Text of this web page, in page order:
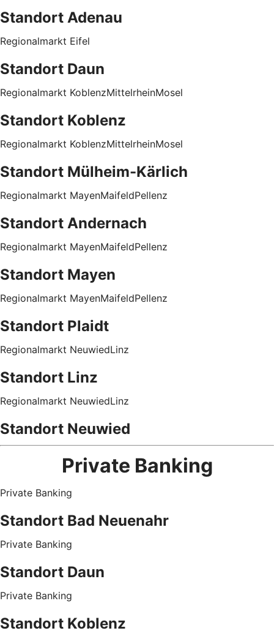
Standort Adenau
Regionalmarkt Eifel
Standort Daun
Regionalmarkt KoblenzMittelrheinMosel
Standort Koblenz
Regionalmarkt KoblenzMittelrheinMosel
Standort Mülheim-Kärlich
Regionalmarkt MayenMaifeldPellenz
Standort Andernach
Regionalmarkt MayenMaifeldPellenz
Standort Mayen
Regionalmarkt MayenMaifeldPellenz
Standort Plaidt
Regionalmarkt NeuwiedLinz
Standort Linz
Regionalmarkt NeuwiedLinz
Standort Neuwied
Private Banking
Private Banking
Standort Bad Neuenahr
Private Banking
Standort Daun
Private Banking
Standort Koblenz